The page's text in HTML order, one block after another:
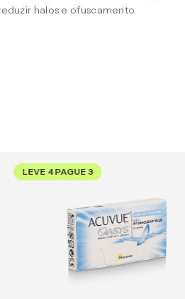
halos e ofuscamento.
LEVE 4 PAGUE 3